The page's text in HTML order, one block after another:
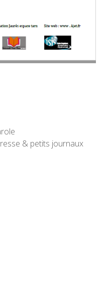
& petits journaux